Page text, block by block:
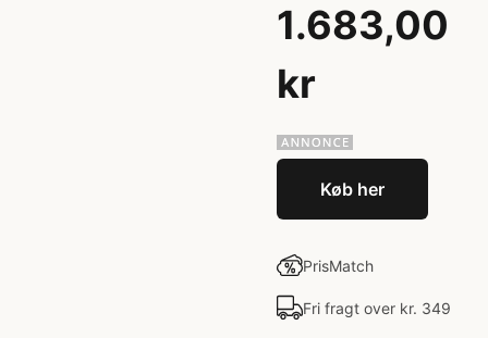
1.683,00
kr
Køb her
PrisMatch
Fri fragt over kr. 349